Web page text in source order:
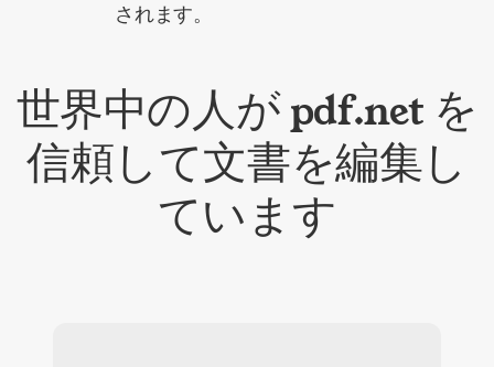
されます。
世界中の人が pdf.net を
信頼して文書を編集し
ています